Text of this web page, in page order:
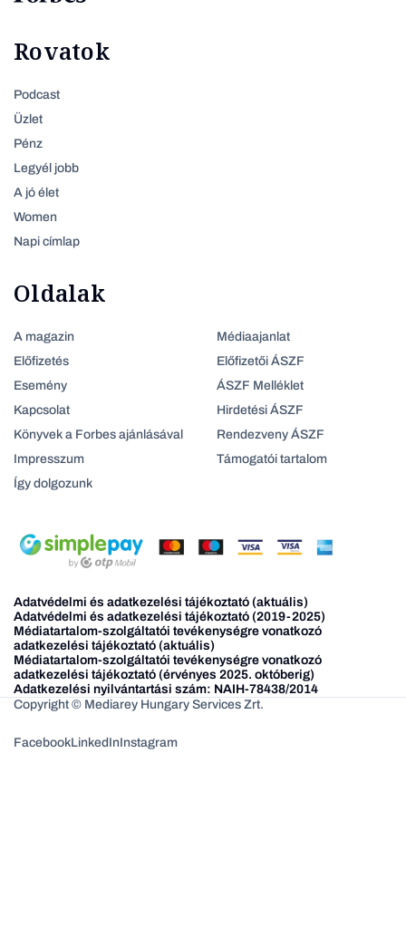
Rovatok
Podcast
Üzlet
Pénz
Legyél jobb
A jó élet
Women
Napi címlap
Oldalak
A magazin
Előfizetés
Esemény
Kapcsolat
Könyvek a Forbes ajánlásával
Impresszum
Így dolgozunk
Médiaajanlat
Előfizetői ÁSZF
ÁSZF Melléklet
Hirdetési ÁSZF
Rendezveny ÁSZF
Támogatói tartalom
Adatvédelmi és adatkezelési tájékoztató (aktuális)
Adatvédelmi és adatkezelési tájékoztató (2019-2025)
Médiatartalom-szolgáltatói tevékenységre vonatkozó
adatkezelési tájékoztató (aktuális)
Médiatartalom-szolgáltatói tevékenységre vonatkozó
adatkezelési tájékoztató (érvényes 2025. októberig)
Adatkezelési nyilvántartási szám: NAIH-78438/2014
Copyright © Mediarey Hungary Services Zrt.
FacebookLinkedInInstagram